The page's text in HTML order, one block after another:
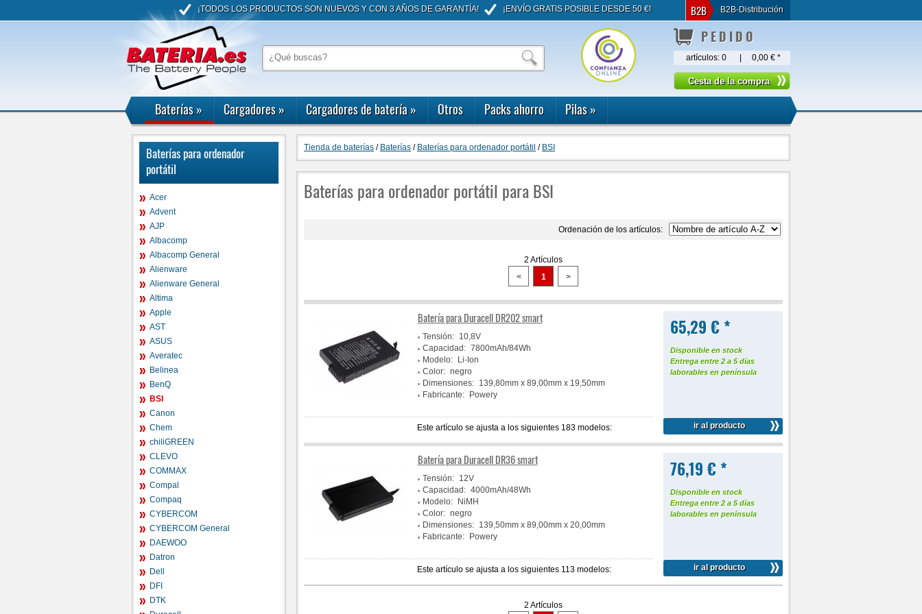
B2B B2B-Distribución
¡TODOS LOS PRODUCTOS SON NUEVOS Y CON 3 AÑOS DE GARANTÍA! ¡ENVÍO GRATIS POSIBLE DESDE 50 €!
PEDIDO
artículos: 0 0,00 € *
Baterías» Cargadores» Cargadores de batería» Otros Packs ahorro Pilas»
Baterías para ordenador
portátil
Acer
Advent
AJP
Albacomp
Albacomp General
Alienware
Alienware General
Altima
Apple
AST
ASUS
Averatec
Belinea
BenQ
BSI
Canon
Chem
chiliGREEN
CLEVO
COMMAX
Compal
Compaq
CYBERCOM
CYBERCOM General
DAEWOO
Datron
Dell
DFI
DTK
Tienda de baterías / Baterías / Baterías para ordenador portátil / BSI
Baterías para ordenador portátil para BSI
Ordenación de los artículos:
2 Artículos
<
1 >
65,29 € *
Disponible en stock
Entrega entre 2 a 5 días
laborables en península
ir al producto
Batería para Duracell DR202 smart
Tensión:
10,8V
Capacidad: 7800mAh/84Wh
Modelo:
Li-Ion
Color: negro
Dimensiones:
139,80mm x 89,00mm x 19,50mm
Fabricante:
Powery
Este artículo se ajusta a los siguientes 183 modelos:
76,19 € *
Disponible en stock
Entrega entre 2 a 5 días
laborables en península
ir al producto
Batería para Duracell DR36 smart
Tensión:
12V
Capacidad: 4000mAh/48Wh
Modelo:
NiMH
Color: negro
Dimensiones:
139,50mm x 89,00mm x 20,00mm
Fabricante:
Powery
Este artículo se ajusta a los siguientes 113 modelos:
2 Artículos